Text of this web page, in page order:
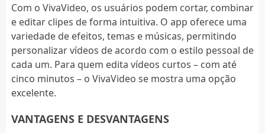
Com o VivaVideo, os usuários podem cortar, combinar
e editar clipes de forma intuitiva. O app oferece uma
variedade de efeitos, temas e músicas, permitindo
personalizar vídeos de acordo com o estilo pessoal de
cada um. Para quem edita vídeos curtos – com até
cinco minutos – o VivaVideo se mostra uma opção
excelente.
VANTAGENS E DESVANTAGENS